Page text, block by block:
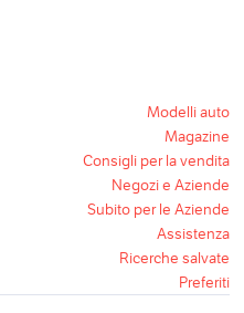
Modelli auto
Magazine
Consigli per la vendita
Negozi e Aziende
Subito per le Aziende
Assistenza
Ricerche salvate
Preferiti